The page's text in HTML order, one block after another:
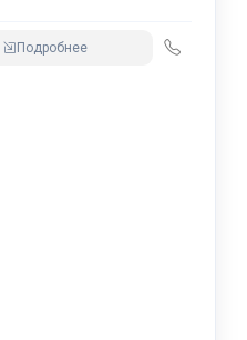
Подробнее